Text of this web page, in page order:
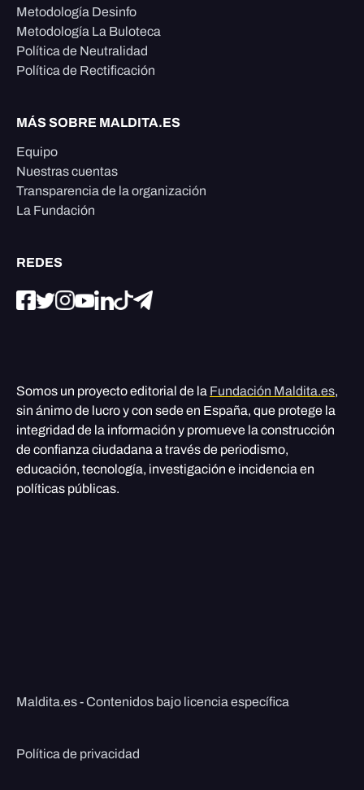
Metodología Desinfo
Metodología La Buloteca
Política de Neutralidad
Política de Rectificación
MÁS SOBRE MALDITA.ES
Equipo
Nuestras cuentas
Transparencia de la organización
La Fundación
REDES
Somos un proyecto editorial de la Fundación Maldita.es,
sin ánimo de lucro y con sede en España, que protege la
integridad de la información y promueve la construcción
de confianza ciudadana a través de periodismo,
educación, tecnología, investigación e incidencia en
políticas públicas.
Maldita.es - Contenidos bajo licencia específica
Política de privacidad